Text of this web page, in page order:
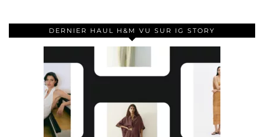
DERNIER HAUL H&M VU SUR IG STORY